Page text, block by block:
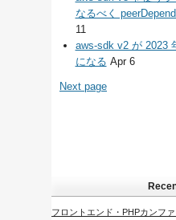
なるべく
11
aws-sdk v2 が 2023
になる Apr 6
Next page
フロントエンド・PHPカンフ